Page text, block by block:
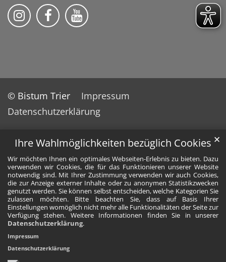
Ihre Wahlmöglichkeiten bezüglich Cookies
Wir möchten Ihnen ein optimales Webseiten-Erlebnis zu bieten. Dazu
verwenden wir Cookies, die für das Funktionieren unserer Website
notwendig sind. Mit Ihrer Zustimmung verwenden wir auch Cookies,
die zur Anzeige externer Inhalte oder zu anonymen Statistikzwecken
genutzt werden. Sie können selbst entscheiden, welche Kategorien Sie
zulassen möchten. Bitte beachten Sie, dass auf Basis Ihrer
Einstellungen womöglich nicht mehr alle Funktionalitäten der Seite zur
Verfügung stehen. Weitere Informationen finden Sie in unserer
Datenschutzerklärung.
✕
Impressum
Datenschutzerklärung
Bistum Trier auf Instragram
Bistum Trier auf Facebook
Bistum Trier auf YouTube
© Bistum Trier
Impressum
Datenschutzerklärung